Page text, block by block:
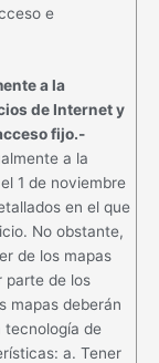
e
a la
de Internet y
fijo.-
a la
1 de noviembre
en el que
No obstante,
de los mapas
parte de los
mapas deberán
tecnología de
a. Tener